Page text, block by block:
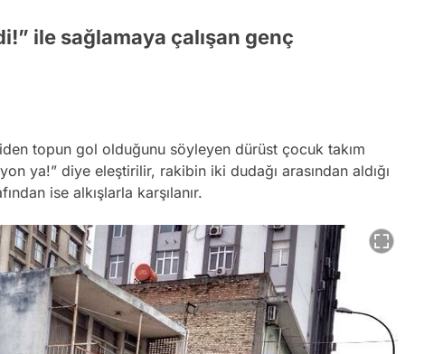
ile sağlamaya çalışan genç
topun gol olduğunu söyleyen dürüst çocuk takım
ya!” diye eleştirilir, rakibin iki dudağı arasından aldığı
ise alkışlarla karşılanır.